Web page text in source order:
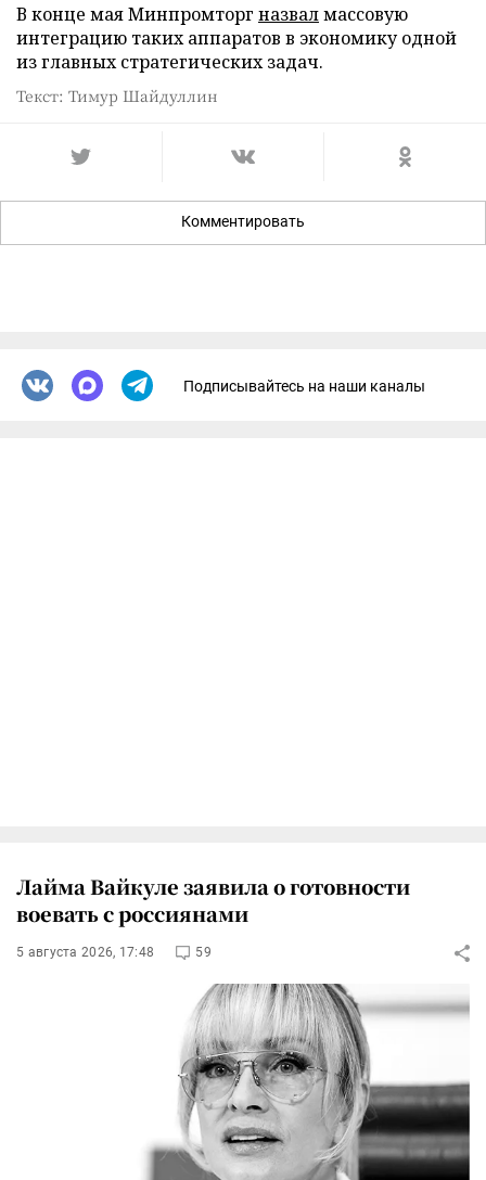
В конце мая Минпромторг назвалмассовую
интеграцию таких аппаратов в экономику одной
из главных стратегических задач.
Текст: Тимур Шайдуллин
Комментировать
Подписывайтесь на наши каналы
Лайма Вайкуле заявила о готовности
воевать с россиянами
5 августа 2026, 17:48 59